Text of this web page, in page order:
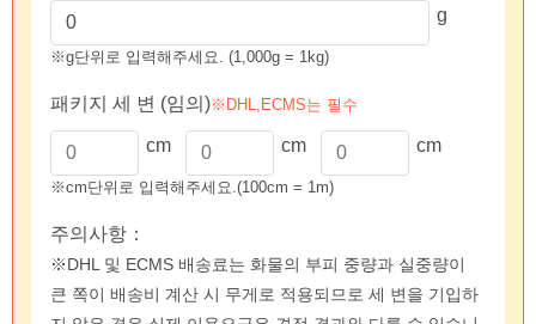
g
※g단위로 입력해주세요. (1,000g = 1kg)
패키지 세 변 (임의)※DHL,ECMS는 필수
cm cm cm
※cm단위로 입력해주세요.(100cm = 1m)
주의사항：
※DHL 및 ECMS 배송료는 화물의 부피 중량과 실중량이
큰 쪽이 배송비 계산 시 무게로 적용되므로 세 변을 기입하